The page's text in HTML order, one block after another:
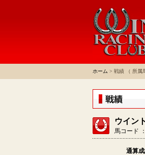
ホーム > 戦績 （ 所属
ウイン
馬コード
通算